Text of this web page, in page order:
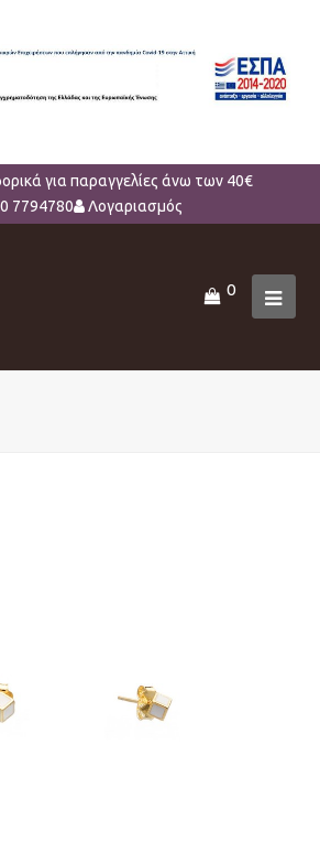
για παραγγελίες άνω των 40€
7794780
Λογαριασμός
0